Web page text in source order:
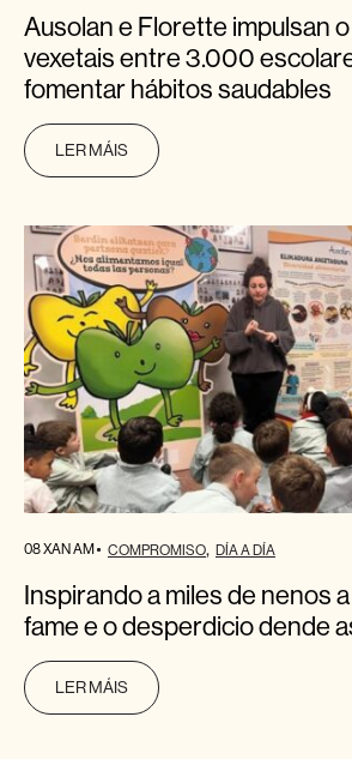
Ausolan e Florette impulsan
vexetais entre 3.000
fomentar hábitos saudables
LER MÁIS
08 XAN AM COMPROMISO DÍA A DÍA
Inspirando a miles de nenos
fame e o desperdicio dende
LER MÁIS